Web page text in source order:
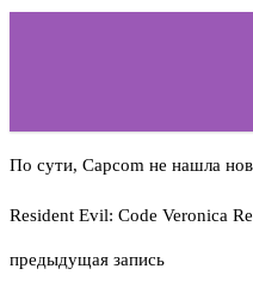
По сути, Capcom не нашла
Resident Evil: Code Veronica
предыдущая запись